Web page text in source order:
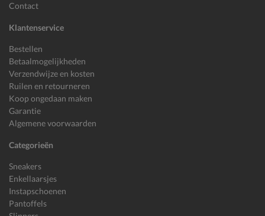
Contact
Klantenservice
Bestellen
Betaalmogelijkheden
Verzendwijze en kosten
Ruilen en retourneren
Koop ongedaan maken
Garantie
Algemene voorwaarden
Categorieën
Sneakers
Enkellaarsjes
Instapschoenen
Pantoffels